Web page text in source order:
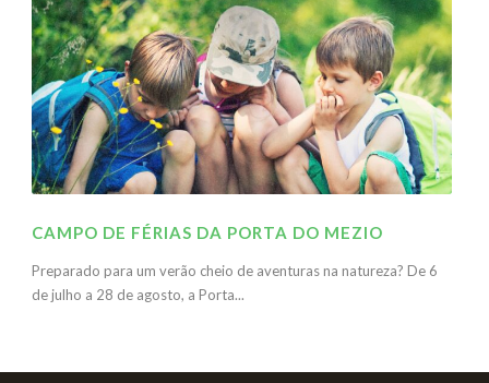
CAMPO DE FÉRIAS DA PORTA DO MEZIO
Preparado para um verão cheio de aventuras na natureza? De 6
de julho a 28 de agosto, a Porta...